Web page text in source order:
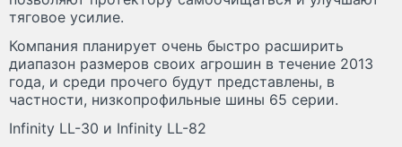
тяговое усилие.
Компания планирует очень быстро расширить
диапазон размеров своих агрошин в течение 2013
года, и среди прочего будут представлены, в
частности, низкопрофильные шины 65 серии.
Infinity LL-30 и Infinity LL-82